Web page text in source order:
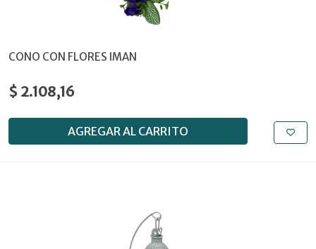
CONO CON FLORES IMAN
$ 2.108,16
AGREGAR AL CARRITO